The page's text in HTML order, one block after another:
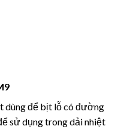
dùng để bịt lỗ có đường
sử dụng trong dải nhiệt